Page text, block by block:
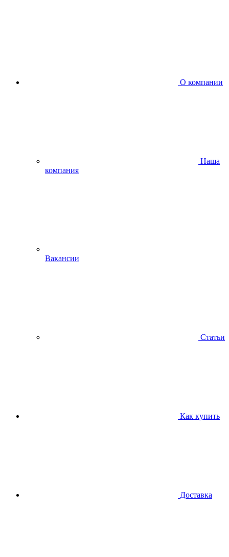
О компании
Наша
компания
Вакансии
Статьи
Как купить
Доставка